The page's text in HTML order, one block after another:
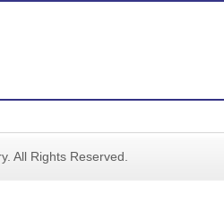
All Rights Reserved.